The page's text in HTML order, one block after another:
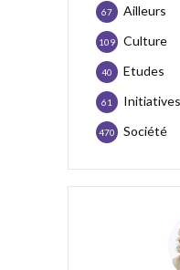
Ailleurs
67
Culture
109
Etudes
40
Initiatives
61
Société
470